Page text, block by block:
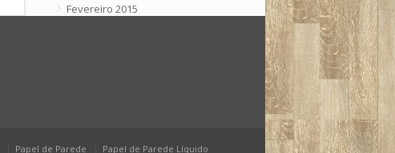
Fevereiro 2015
Maio 2014
Papel de Parede Papel de Parede Líquido